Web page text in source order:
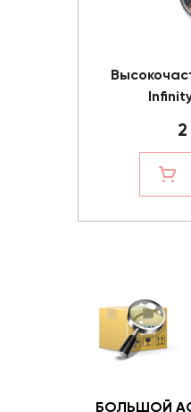
БОЛЬШОЙ